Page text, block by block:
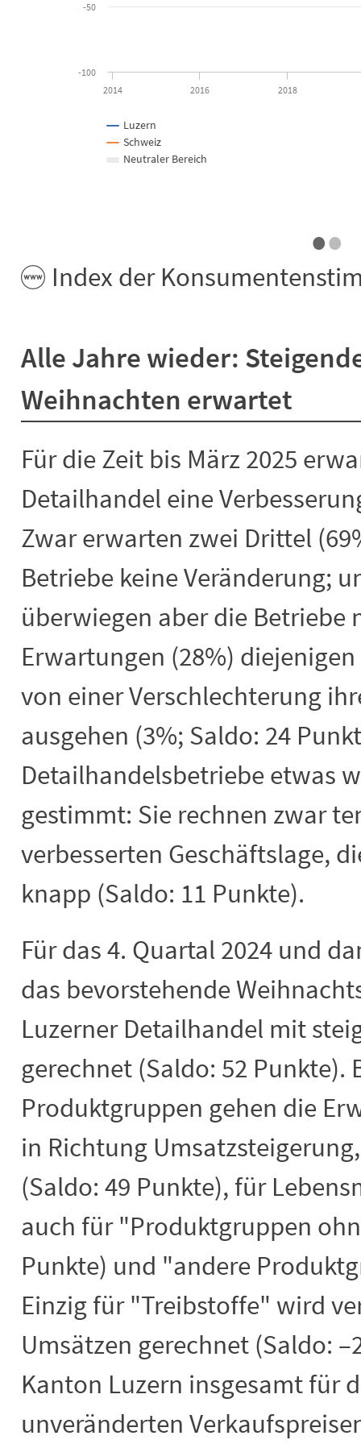
Luzern
Schweiz
Neutraler Bereich
2014 2016 2018
-100
-50
••
Index der
Alle Jahre wieder:
Weihnachten erwartet
Für die Zeit bis März 2025
Detailhandel eine
Zwar erwarten zwei Drittel
Betriebe keine Veränderung;
überwiegen aber die Betriebe
Erwartungen (28%)
von einer Verschlechterung
ausgehen (3%; Saldo: 24
Detailhandelsbetriebe etwas
gestimmt: Sie rechnen zwar
verbesserten Geschäftslage,
knapp (Saldo: 11 Punkte).
Für das 4. Quartal 2024 und
das bevorstehende
Luzerner Detailhandel mit
gerechnet (Saldo: 52 Punkte).
Produktgruppen gehen die
in Richtung
(Saldo: 49 Punkte), für
auch für "Produktgruppen
Punkte) und "andere
Einzig für "Treibstoffe" wird
Umsätzen gerechnet (Saldo:
Kanton Luzern insgesamt für
unveränderten